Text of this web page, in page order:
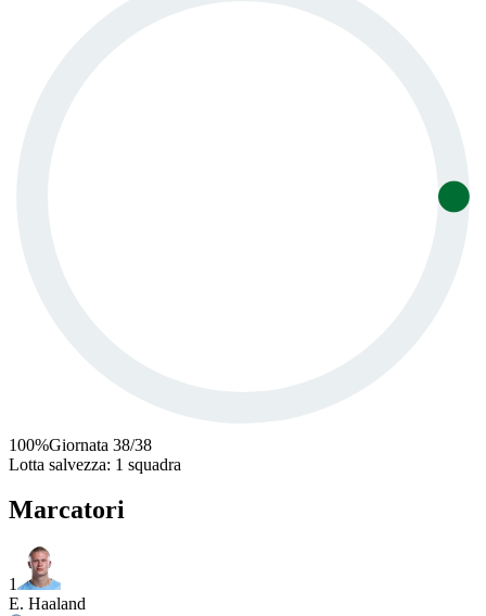
100%Giornata 38/38
Lotta salvezza: 1 squadra
Marcatori
1
E. Haaland